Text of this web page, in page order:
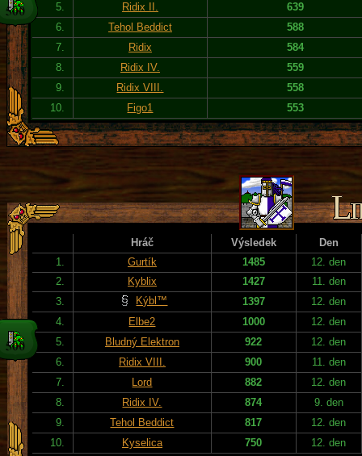
5.
Ridix II.
639
6.
Tehol Beddict
588
7.
Ridix
584
8.
Ridix IV.
559
9.
Ridix VIII.
558
10.
Figo1 553
Hráč Výsledek
Den
1.
Gurtík 1485
12. den
2.
Kyblix 1427
11. den
3.
Kýbl™ 1397
12. den
4.
Elbe2 1000
12. den
5.
Bludný Elektron 922
12. den
6.
Ridix VIII. 900
11. den
7.
Lord 882
12. den
8.
Ridix IV. 874
9. den
9.
Tehol Beddict 817
12. den
10.
Kyselica 750 12. den